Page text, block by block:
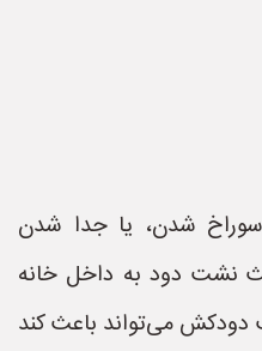
شدن، یا جدا شدن
نشت دود به داخل خانه
می‌تواند باعث کند